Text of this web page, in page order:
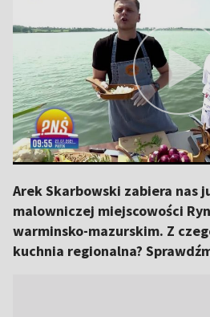
Arek Skarbowski zabiera nas
malowniczej miejscowości
warminsko-mazurskim. Z
kuchnia regionalna?